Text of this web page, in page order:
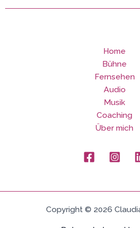
Home
Bühne
Fernsehen
Audio
Musik
Coaching
Über mich
Copyright © 2026